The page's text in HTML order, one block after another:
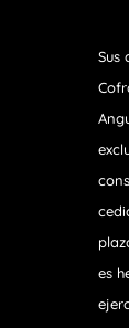
Sus
es